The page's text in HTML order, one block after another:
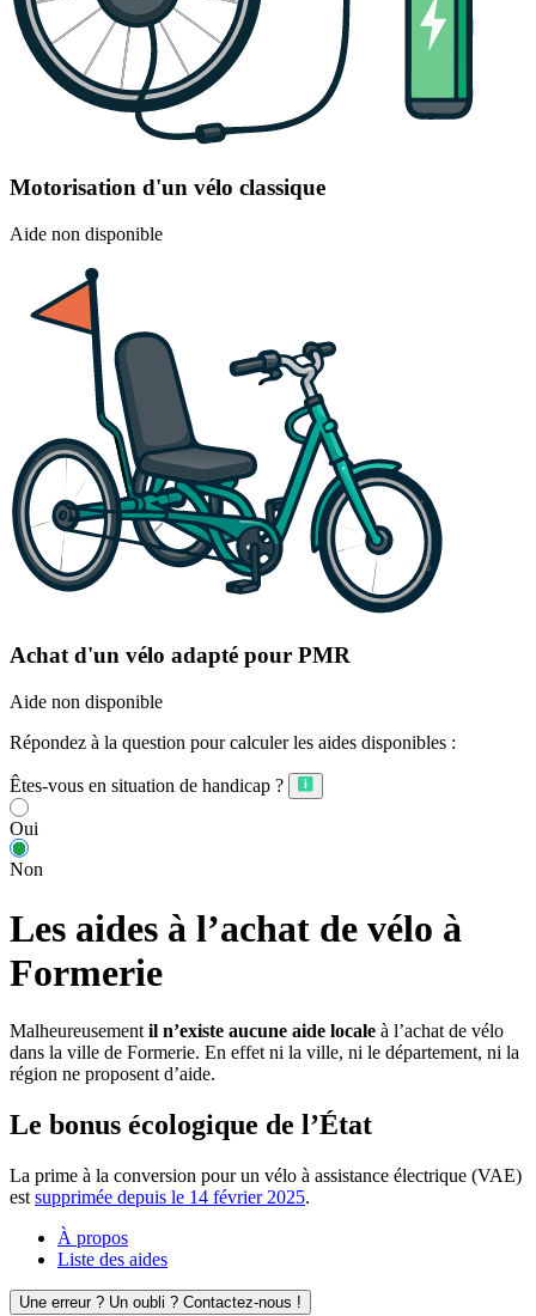
Motorisation d'un vélo classique
Aide non disponible
Achat d'un vélo adapté pour PMR
Aide non disponible
Répondez à la question pour calculer les aides disponibles :
Êtes-vous en situation de handicap ?
Oui
Non
Les aides à l’achat de vélo à
Formerie
Malheureusement il n’existe aucune aide locale à l’achat de vélo
dans la ville de Formerie. En effet ni la ville, ni le département, ni la
région ne proposent d’aide.
Le bonus écologique de l’État
La prime à la conversion pour un vélo à assistance électrique (VAE)
est supprimée depuis le 14 février 2025.
À propos
Liste des aides
Une erreur ? Un oubli ? Contactez-nous !